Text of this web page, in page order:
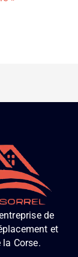
de
et
Corse.